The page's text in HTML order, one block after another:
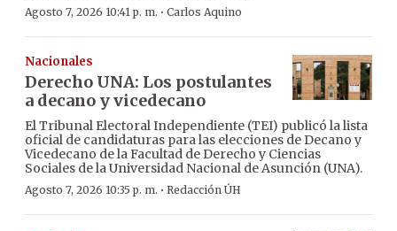
Agosto 7, 2026 10:41 p. m. · Carlos Aquino
Nacionales
Derecho UNA: Los postulantes
a decano y vicedecano
El Tribunal Electoral Independiente (TEI) publicó la lista
oficial de candidaturas para las elecciones de Decano y
Vicedecano de la Facultad de Derecho y Ciencias
Sociales de la Universidad Nacional de Asunción (UNA).
Agosto 7, 2026 10:35 p. m. · Redacción ÚH